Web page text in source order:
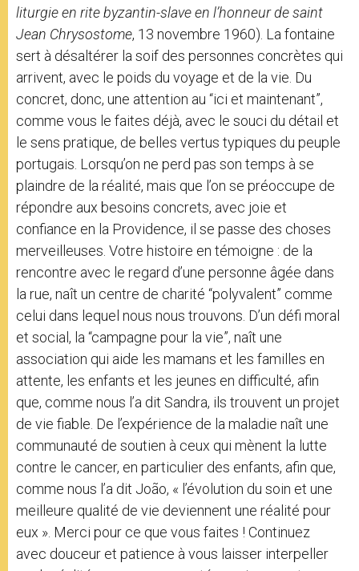
liturgie en rite byzantin-slave en l’honneur de saint
Jean Chrysostome, 13 novembre 1960). La fontaine
sert à désaltérer la soif des personnes concrètes qui
arrivent, avec le poids du voyage et de la vie. Du
concret, donc, une attention au “ici et maintenant”,
comme vous le faites déjà, avec le souci du détail et
le sens pratique, de belles vertus typiques du peuple
portugais. Lorsqu’on ne perd pas son temps à se
plaindre de la réalité, mais que l’on se préoccupe de
répondre aux besoins concrets, avec joie et
confiance en la Providence, il se passe des choses
merveilleuses. Votre histoire en témoigne : de la
rencontre avec le regard d’une personne âgée dans
la rue, naît un centre de charité “polyvalent” comme
celui dans lequel nous nous trouvons. D’un défi moral
et social, la “campagne pour la vie”, naît une
association qui aide les mamans et les familles en
attente, les enfants et les jeunes en difficulté, afin
que, comme nous l’a dit Sandra, ils trouvent un projet
de vie fiable. De l’expérience de la maladie naît une
communauté de soutien à ceux qui mènent la lutte
contre le cancer, en particulier des enfants, afin que,
comme nous l’a dit João, « l’évolution du soin et une
meilleure qualité de vie deviennent une réalité pour
eux ». Merci pour ce que vous faites ! Continuez
avec douceur et patience à vous laisser interpeller